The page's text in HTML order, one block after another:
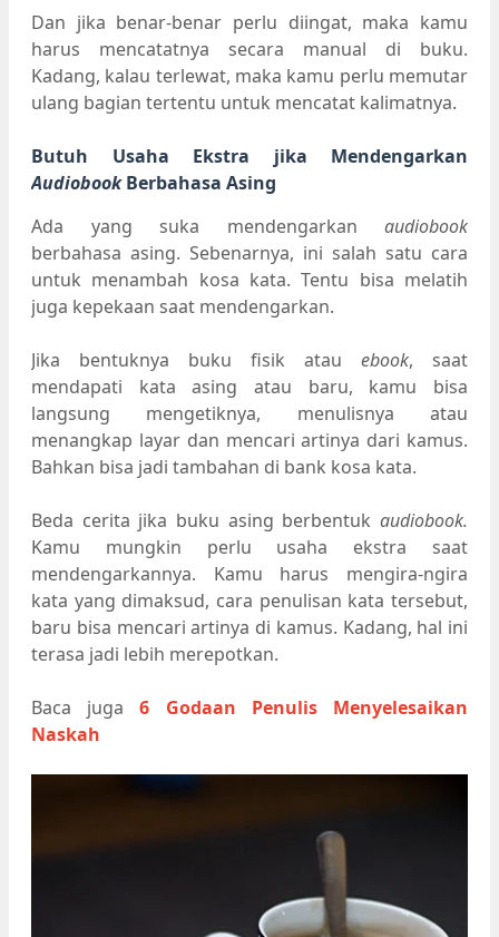
Dan jika benar-benar perlu diingat, maka kamu
harus mencatatnya secara manual di buku.
Kadang, kalau terlewat, maka kamu perlu memutar
ulang bagian tertentu untuk mencatat kalimatnya.
Butuh Usaha Ekstra jika Mendengarkan
AudiobookBerbahasa Asing
Ada yang suka mendengarkan audiobook
berbahasa asing. Sebenarnya, ini salah satu cara
untuk menambah kosa kata. Tentu bisa melatih
juga kepekaan saat mendengarkan.
Jika bentuknya buku fisik atau ebook, saat
mendapati kata asing atau baru, kamu bisa
langsung mengetiknya, menulisnya atau
menangkap layar dan mencari artinya dari kamus.
Bahkan bisa jadi tambahan di bank kosa kata.
Beda cerita jika buku asing berbentuk audiobook.
Kamu mungkin perlu usaha ekstra saat
mendengarkannya. Kamu harus mengira-ngira
kata yang dimaksud, cara penulisan kata tersebut,
baru bisa mencari artinya di kamus. Kadang, hal ini
terasa jadi lebih merepotkan.
Baca juga6 Godaan Penulis Menyelesaikan
Naskah